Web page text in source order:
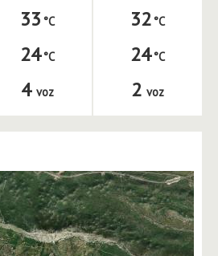
33
24
4 voz
32
24
2 voz